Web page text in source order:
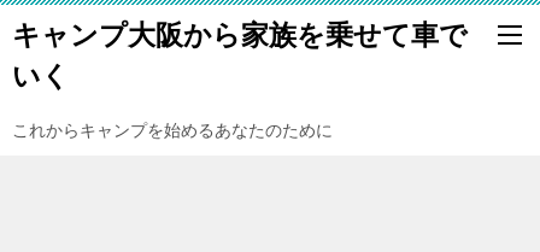
キャンプ大阪から家族を乗せて車で
いく
これからキャンプを始めるあなたのために